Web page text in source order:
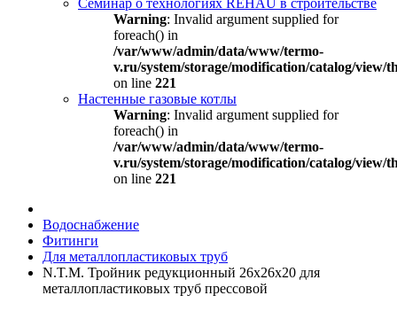
Семинар о технологиях REHAU в строительстве
Warning: Invalid argument supplied for
foreach() in
/var/www/admin/data/www/termo-
v.ru/system/storage/modification/catalog/view/
on line 221
Настенные газовые котлы
Warning: Invalid argument supplied for
foreach() in
/var/www/admin/data/www/termo-
v.ru/system/storage/modification/catalog/view/
on line 221
Водоснабжение
Фитинги
Для металлопластиковых труб
N.T.M. Тройник редукционный 26x26x20 для
металлопластиковых труб прессовой